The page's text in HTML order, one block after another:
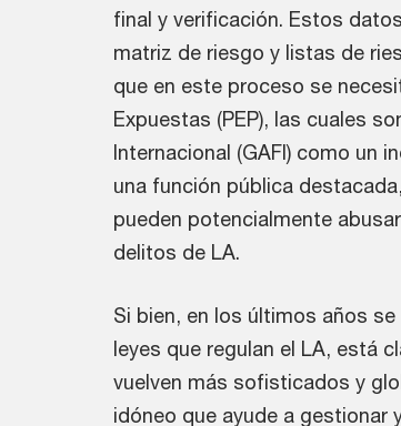
final y verificación. Estos
matriz de riesgo y listas de
que en este proceso se
Expuestas (PEP), las cuales
Internacional (GAFI) como un
una función pública
pueden potencialmente
delitos de LA.
Si bien, en los últimos años
leyes que regulan el LA, está
vuelven más sofisticados y
idóneo que ayude a gestionar